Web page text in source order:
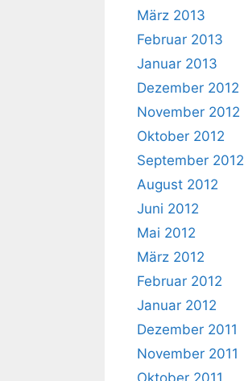
März 2013
Februar 2013
Januar 2013
Dezember 2012
November 2012
Oktober 2012
September 2012
August 2012
Juni 2012
Mai 2012
März 2012
Februar 2012
Januar 2012
Dezember 2011
November 2011
Oktober 2011